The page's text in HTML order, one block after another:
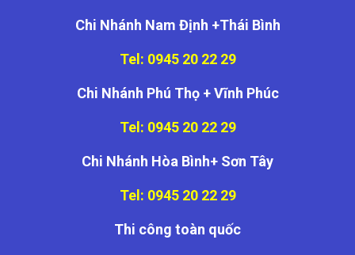
Chi Nhánh Nam Định +Thái Bình
Tel: 0945 20 22 29
Chi Nhánh Phú Thọ + Vĩnh Phúc
Tel: 0945 20 22 29
Chi Nhánh Hòa Bình+ Sơn Tây
Tel: 0945 20 22 29
Thi công toàn quốc